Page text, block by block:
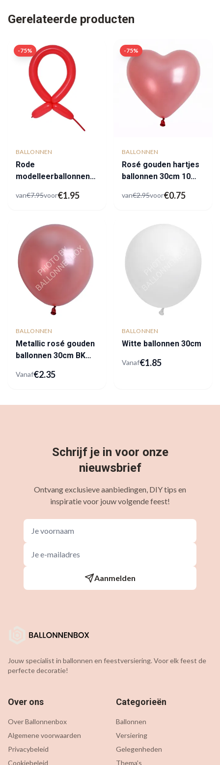
Gerelateerde producten
-75%
BALLONNEN
Rode
modelleerballonnen
van€7.95voor€1.95
-75%
BALLONNEN
Rosé gouden hartjes
ballonnen 30cm 10
van€2.95voor€0.75
BALLONNEN
Metallic rosé gouden
ballonnen 30cm BK
Vanaf€2.35
BALLONNEN
Witte ballonnen 30cm
Vanaf€1.85
Schrijf je in voor onze
nieuwsbrief
Ontvang exclusieve aanbiedingen, DIY tips en
inspiratie voor jouw volgende feest!
Aanmelden
Jouw specialist in ballonnen en feestversiering. Voor elk feest de
perfecte decoratie!
Over ons
Over Ballonnenbox
Algemene voorwaarden
Privacybeleid
Cookiebeleid
Categorieën
Ballonnen
Versiering
Gelegenheden
Thema's